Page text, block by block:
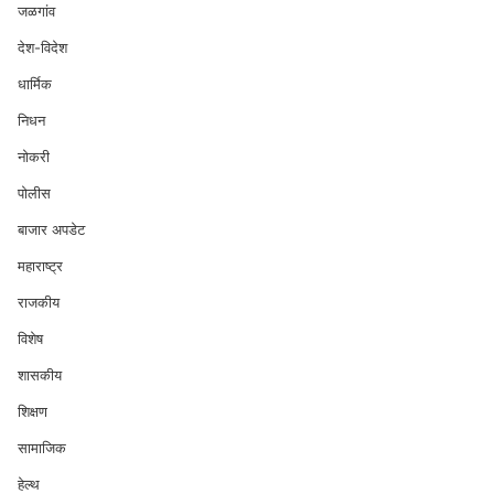
जळगांव
देश-विदेश
धार्मिक
निधन
नोकरी
पोलीस
बाजार अपडेट
महाराष्ट्र
राजकीय
विशेष
शासकीय
शिक्षण
सामाजिक
हेल्थ